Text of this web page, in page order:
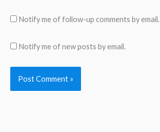
Notify me of follow-up comments by email.
Notify me of new posts by email.